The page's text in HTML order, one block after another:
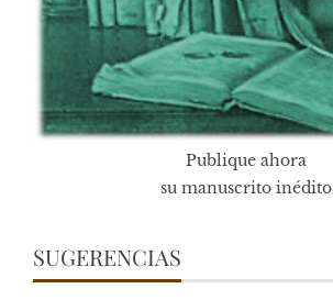
Publique ahora
su manuscrito inédito
SUGERENCIAS